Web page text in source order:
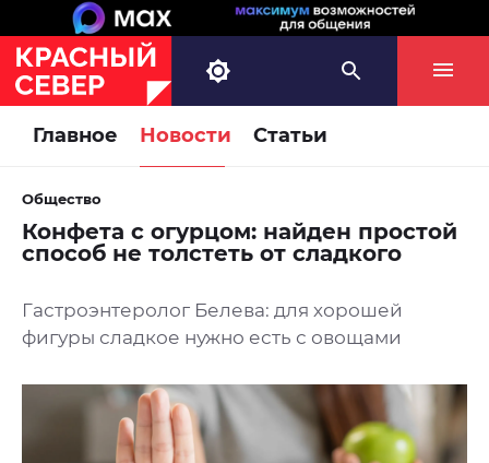
Главное Новости Статьи
Общество
Конфета с огурцом: найден простой
способ не толстеть от сладкого
Гастроэнтеролог Белева: для хорошей
фигуры сладкое нужно есть с овощами